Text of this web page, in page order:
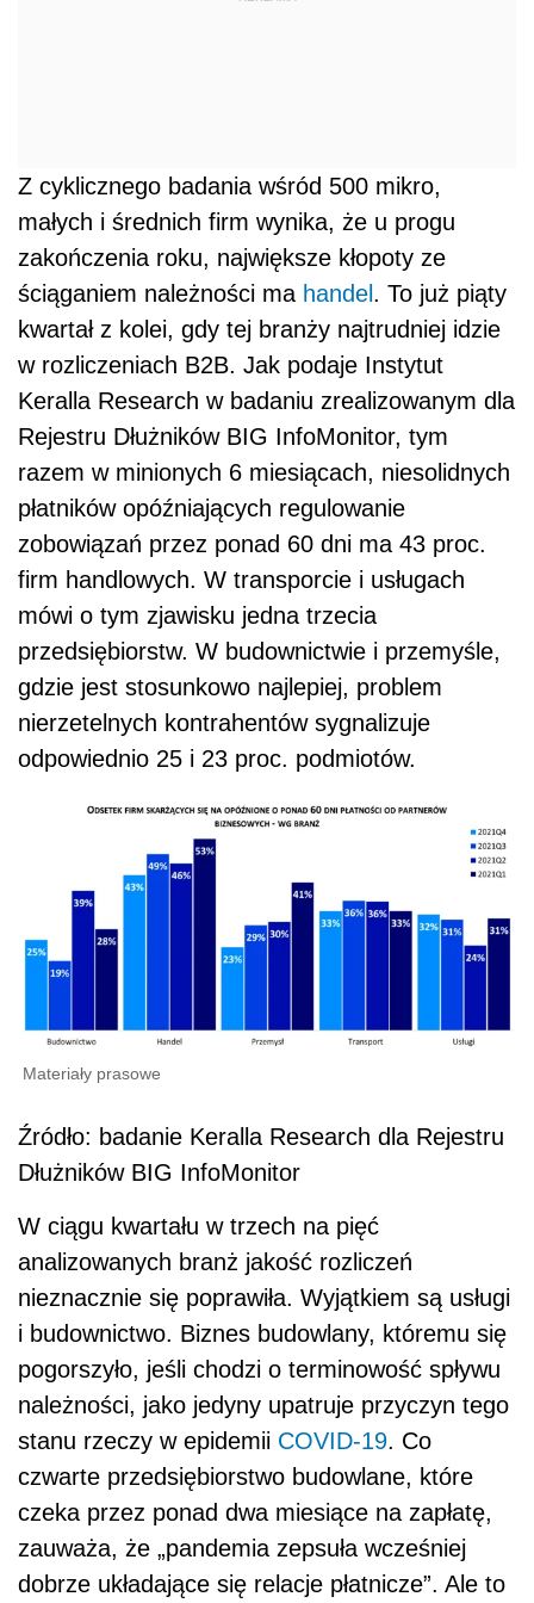
Z cyklicznego badania wśród 500 mikro,
małych i średnich firm wynika, że u progu
zakończenia roku, największe kłopoty ze
ściąganiem należności ma handel . To już piąty
kwartał z kolei, gdy tej branży najtrudniej idzie
w rozliczeniach B2B. Jak podaje Instytut
Keralla Research w badaniu zrealizowanym dla
Rejestru Dłużników BIG InfoMonitor, tym
razem w minionych 6 miesiącach, niesolidnych
płatników opóźniających regulowanie
zobowiązań przez ponad 60 dni ma 43 proc.
firm handlowych. W transporcie i usługach
mówi o tym zjawisku jedna trzecia
przedsiębiorstw. W budownictwie i przemyśle,
gdzie jest stosunkowo najlepiej, problem
nierzetelnych kontrahentów sygnalizuje
odpowiednio 25 i 23 proc. podmiotów.
Materiały prasowe
Źródło: badanie Keralla Research dla Rejestru
Dłużników BIG InfoMonitor
W ciągu kwartału w trzech na pięć
analizowanych branż jakość rozliczeń
nieznacznie się poprawiła. Wyjątkiem są usługi
i budownictwo. Biznes budowlany, któremu się
pogorszyło, jeśli chodzi o terminowość spływu
należności, jako jedyny upatruje przyczyn tego
stanu rzeczy w epidemii COVID-19. Co
czwarte przedsiębiorstwo budowlane, które
czeka przez ponad dwa miesiące na zapłatę,
zauważa, że „pandemia zepsuła wcześniej
dobrze układające się relacje płatnicze”. Ale to